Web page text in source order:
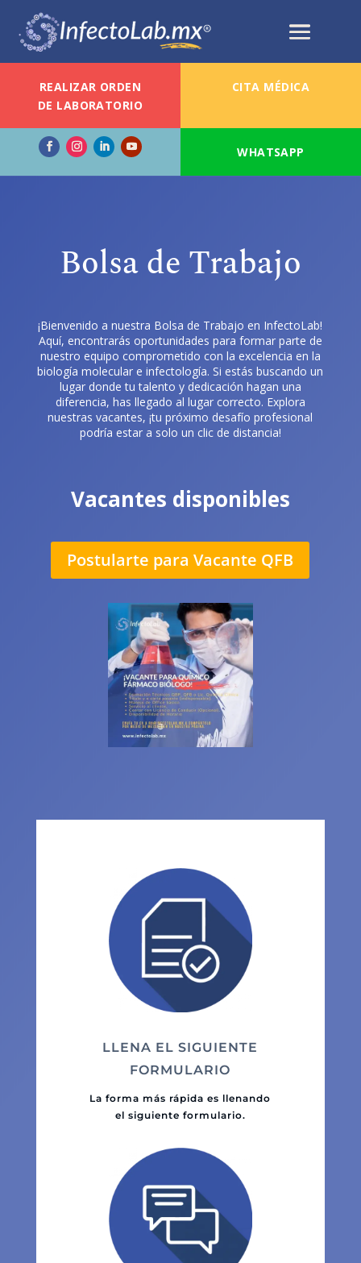
REALIZAR ORDEN
DE LABORATORIO
CITA MÉDICA
WHATSAPP
Bolsa de Trabajo
¡Bienvenido a nuestra Bolsa de Trabajo en InfectoLab!
Aquí, encontrarás oportunidades para formar parte de
nuestro equipo comprometido con la excelencia en la
biología molecular e infectología. Si estás buscando un
lugar donde tu talento y dedicación hagan una
diferencia, has llegado al lugar correcto. Explora
nuestras vacantes, ¡tu próximo desafío profesional
podría estar a solo un clic de distancia!
Vacantes disponibles
Postularte para Vacante QFB
LLENA EL SIGUIENTE
FORMULARIO
La forma más rápida es llenando
el siguiente formulario.